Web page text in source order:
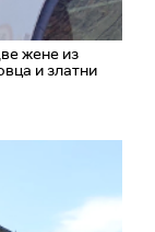
жене из
и златни